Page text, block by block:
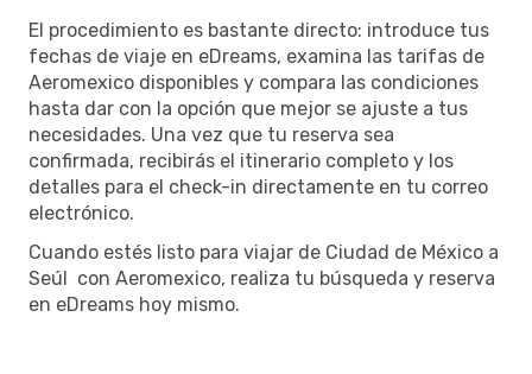
El procedimiento es bastante directo: introduce tus
fechas de viaje en eDreams, examina las tarifas de
Aeromexico disponibles y compara las condiciones
hasta dar con la opción que mejor se ajuste a tus
necesidades. Una vez que tu reserva sea
confirmada, recibirás el itinerario completo y los
detalles para el check-in directamente en tu correo
electrónico.
Cuando estés listo para viajar de Ciudad de México a
Seúl con Aeromexico, realiza tu búsqueda y reserva
en eDreams hoy mismo.